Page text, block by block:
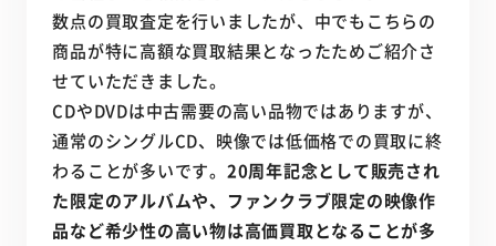
数点の買取査定を行いましたが、中でもこちらの
商品が特に高額な買取結果となったためご紹介さ
せていただきました。
CDやDVDは中古需要の高い品物ではありますが、
通常のシングルCD、映像では低価格での買取に終
わることが多いです。 20周年記念として販売され
た限定のアルバムや、ファンクラブ限定の映像作
品など希少性の高い物は高価買取となることが多